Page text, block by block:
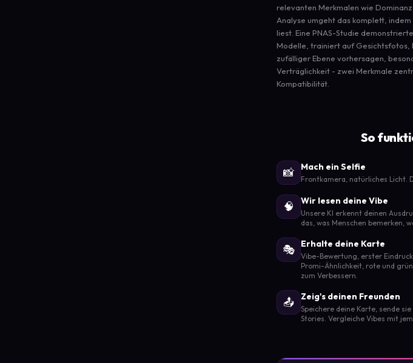
relevanten Merkmalen wie
Analyse umgeht das komplett,
liest. Eine PNAS-Studie
Modelle, trainiert auf Gesichtsfotos,
zufälliger Ebene vorhersagen,
Verträglichkeit - zwei Merkmale
Kompatibilität.
So
📸 Mach ein Selfie
Frontkamera, natürliches Licht.
🧠 Wir lesen deine Vibe
Unsere KI erkennt deinen
das, was Menschen bemerken,
🎭 Erhalte deine Karte
Vibe-Bewertung, erster
Promi-Ähnlichkeit, rote und
zum Verbessern.
📤 Zeig's deinen Freunden
Speichere deine Karte, sende
Stories. Vergleiche Vibes mit